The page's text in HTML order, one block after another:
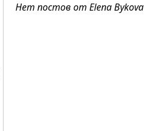
Нет постов от Elena Bykova